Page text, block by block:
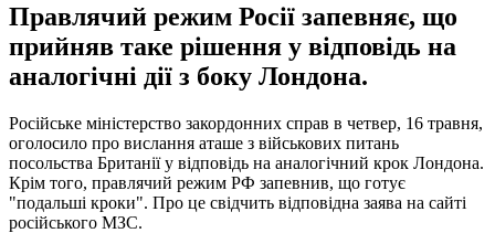
Правлячий режим Росії запевняє, що
прийняв таке рішення у відповідь на
аналогічні дії з боку Лондона.
Російське міністерство закордонних справ в четвер, 16 травня,
оголосило про вислання аташе з військових питань
посольства Британії у відповідь на аналогічний крок Лондона.
Крім того, правлячий режим РФ запевнив, що готує
"подальші кроки". Про це свідчить відповідна заява на сайті
російського МЗС.